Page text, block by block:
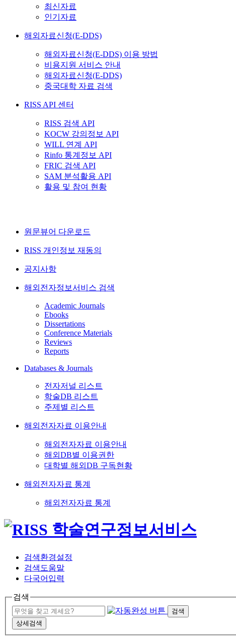
최신자료
인기자료
해외자료신청(E-DDS)
해외자료신청(E-DDS) 이용 방법
비용지원 서비스 안내
해외자료신청(E-DDS)
중국대학 자료 검색
RISS API 센터
RISS 검색 API
KOCW 강의정보 API
WILL 연계 API
Rinfo 통계정보 API
FRIC 검색 API
SAM 분석활용 API
활용 및 참여 현황
원문뷰어 다운로드
RISS 개인정보 재동의
공지사항
해외전자정보서비스 검색
Academic Journals
Ebooks
Dissertations
Conference Materials
Reviews
Reports
Databases & Journals
전자저널 리스트
학술DB 리스트
주제별 리스트
해외전자자료 이용안내
해외전자자료 이용안내
해외DB별 이용권한
대학별 해외DB 구독현황
해외전자자료 통계
해외전자자료 통계
검색환경설정
검색도움말
다국어입력
검색
검색
상세검색